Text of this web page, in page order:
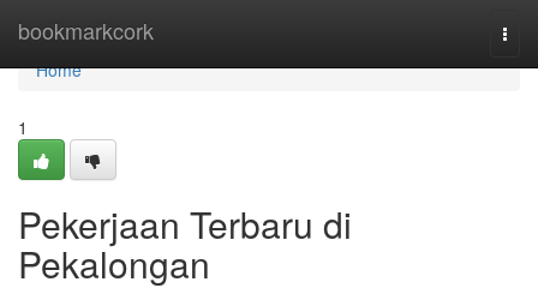
bookmarkcork
Home
Home
1
Pekerjaan Terbaru di
Pekalongan